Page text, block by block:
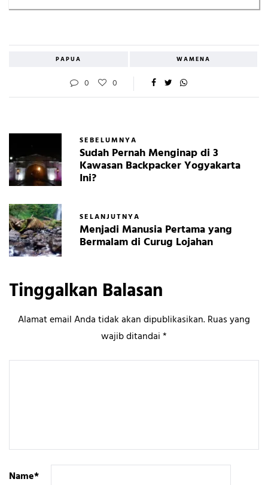
PAPUA WAMENA
0 0
SEBELUMNYA
Sudah Pernah Menginap di 3
Kawasan Backpacker Yogyakarta
Ini?
SELANJUTNYA
Menjadi Manusia Pertama yang
Bermalam di Curug Lojahan
Tinggalkan Balasan
Alamat email Anda tidak akan dipublikasikan.Ruas yang
wajib ditandai*
Name*